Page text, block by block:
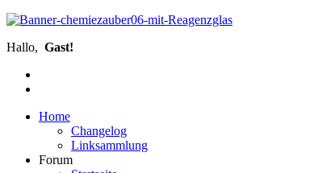
Hallo, Gast!
Home
Changelog
Linksammlung
Forum